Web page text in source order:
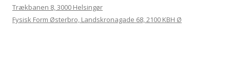
Trækbanen 8, 3000 Helsingør
Fysisk Form Østerbro, Landskronagade 68, 2100 KBH Ø